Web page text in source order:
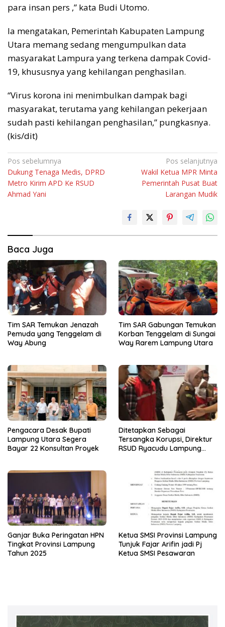
para insan pers ,” kata Budi Utomo.
Ia mengatakan, Pemerintah Kabupaten Lampung
Utara memang sedang mengumpulkan data
masyarakat Lampura yang terkena dampak Covid-
19, khususnya yang kehilangan penghasilan.
“Virus korona ini menimbulkan dampak bagi
masyarakat, terutama yang kehilangan pekerjaan
sudah pasti kehilangan penghasilan,” pungkasnya.
(kis/dit)
Navigasi
pos
Pos sebelumnya
Dukung Tenaga Medis, DPRD
Metro Kirim APD Ke RSUD
Ahmad Yani
Pos selanjutnya
Wakil Ketua MPR Minta
Pemerintah Pusat Buat
Larangan Mudik
Baca Juga
Tim SAR Temukan Jenazah
Pemuda yang Tenggelam di
Way Abung
Tim SAR Gabungan Temukan
Korban Tenggelam di Sungai
Way Rarem Lampung Utara
Pengacara Desak Bupati
Lampung Utara Segera
Bayar 22 Konsultan Proyek
Ditetapkan Sebagai
Tersangka Korupsi, Direktur
RSUD Ryacudu Lampung
Ganjar Buka Peringatan HPN
Tingkat Provinsi Lampung
Tahun 2025
Ketua SMSI Provinsi Lampung
Tunjuk Fajar Arifin jadi Pj
Ketua SMSI Pesawaran